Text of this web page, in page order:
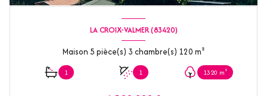
LA CROIX-VALMER (83420)
Maison 5 pièce(s) 3 chambre(s) 120 m²
1 1 1320 m²